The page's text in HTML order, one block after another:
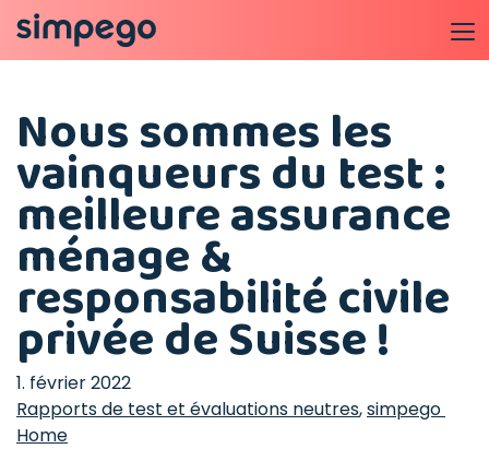
Nous sommes les
vainqueurs du test :
meilleure assurance
ménage &
responsabilité civile
privée de Suisse !
1. février 2022
Rapports de test et évaluations neutres,simpego
Home